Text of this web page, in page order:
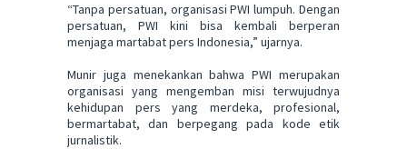
“Tanpa persatuan, organisasi PWI lumpuh. Dengan
persatuan, PWI kini bisa kembali berperan
menjaga martabat pers Indonesia,” ujarnya.
Munir juga menekankan bahwa PWI merupakan
organisasi yang mengemban misi terwujudnya
kehidupan pers yang merdeka, profesional,
bermartabat, dan berpegang pada kode etik
jurnalistik.